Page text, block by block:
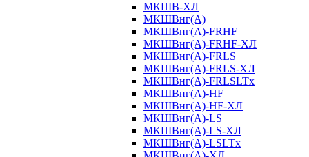
МКШВ-ХЛ
МКШВнг(А)
МКШВнг(А)-FRHF
МКШВнг(А)-FRHF-ХЛ
МКШВнг(А)-FRLS
МКШВнг(А)-FRLS-ХЛ
МКШВнг(А)-FRLSLTx
МКШВнг(А)-HF
МКШВнг(А)-HF-ХЛ
МКШВнг(А)-LS
МКШВнг(А)-LS-ХЛ
МКШВнг(А)-LSLTx